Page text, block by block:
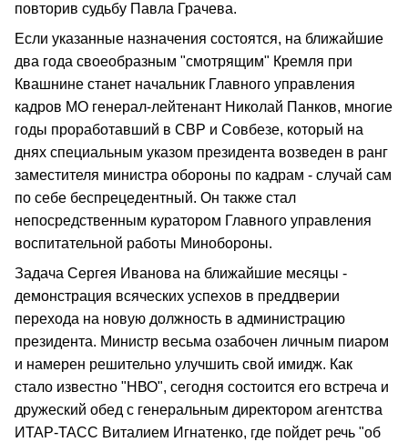
повторив судьбу Павла Грачева.
Если указанные назначения состоятся, на ближайшие
два года своеобразным "смотрящим" Кремля при
Квашнине станет начальник Главного управления
кадров МО генерал-лейтенант Николай Панков, многие
годы проработавший в СВР и Совбезе, который на
днях специальным указом президента возведен в ранг
заместителя министра обороны по кадрам - случай сам
по себе беспрецедентный. Он также стал
непосредственным куратором Главного управления
воспитательной работы Минобороны.
Задача Сергея Иванова на ближайшие месяцы -
демонстрация всяческих успехов в преддверии
перехода на новую должность в администрацию
президента. Министр весьма озабочен личным пиаром
и намерен решительно улучшить свой имидж. Как
стало известно "НВО", сегодня состоится его встреча и
дружеский обед с генеральным директором агентства
ИТАР-ТАСС Виталием Игнатенко, где пойдет речь "об